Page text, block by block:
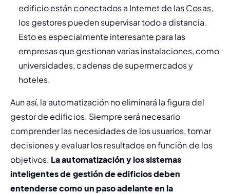
edificio están conectados a Internet de las Cosas,
los gestores pueden supervisar todo a distancia.
Esto es especialmente interesante para las
empresas que gestionan varias instalaciones, como
universidades, cadenas de supermercados y
hoteles.
Aun así, la automatización no eliminará la figura del
gestor de edificios. Siempre será necesario
comprender las necesidades de los usuarios, tomar
decisiones y evaluar los resultados en función de los
objetivos. La automatización y los sistemas
inteligentes de gestión de edificios deben
entenderse como un paso adelante en la